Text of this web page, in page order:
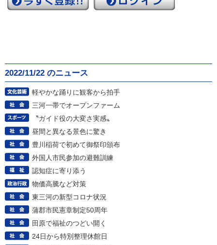
2022/11/22 のニュース
軽やかな踊りに観客から拍手
三河一帯でオープンファーム
〝ガイド役の大変さ実感〟
昼間と異なる景色に驚き
豊川稲荷で初めて御祭印頒布
外国人市民参加の避難訓練
認知症に寄り添う
物価高騰など対策
東三河の新型コロナ状況
蒲郡市民憲章制定50周年
田原で福祉のつどい開く
24日から特別整理休館日